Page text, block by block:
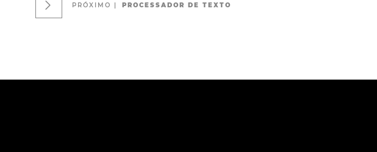
PRÓXIMO | PROCESSADOR DE TEXTO